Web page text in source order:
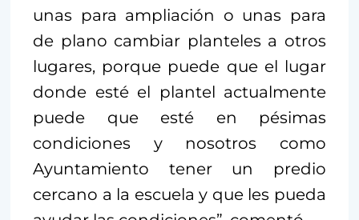
unas para ampliación o unas para
de plano cambiar planteles a otros
lugares, porque puede que el lugar
donde esté el plantel actualmente
puede que esté en pésimas
condiciones y nosotros como
Ayuntamiento tener un predio
cercano a la escuela y que les pueda